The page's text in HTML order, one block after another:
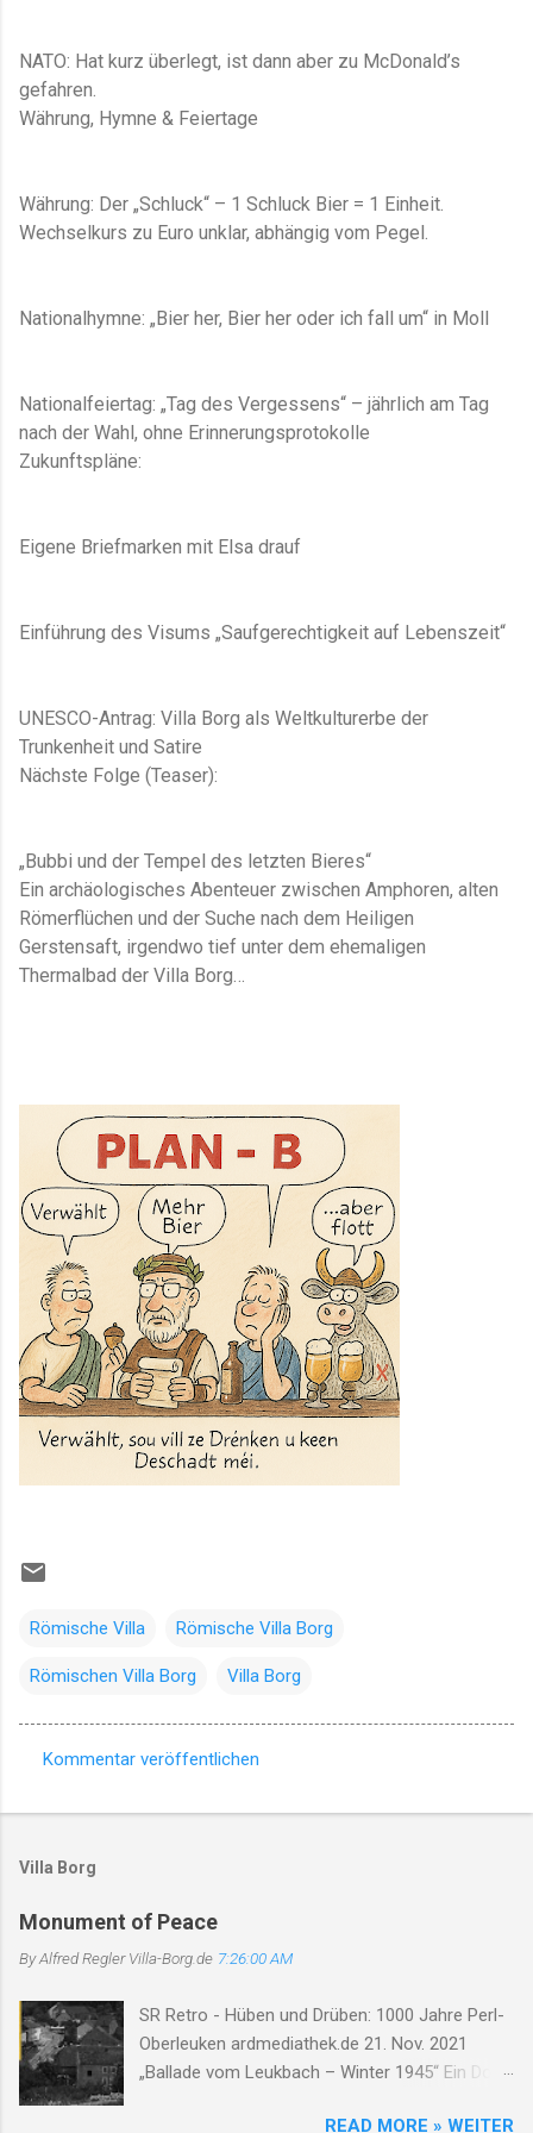
NATO: Hat kurz überlegt, ist dann aber zu McDonald’s
gefahren.
Währung, Hymne & Feiertage
Währung: Der „Schluck“ – 1 Schluck Bier = 1 Einheit.
Wechselkurs zu Euro unklar, abhängig vom Pegel.
Nationalhymne: „Bier her, Bier her oder ich fall um“ in Moll
Nationalfeiertag: „Tag des Vergessens“ – jährlich am Tag
nach der Wahl, ohne Erinnerungsprotokolle
Zukunftspläne:
Eigene Briefmarken mit Elsa drauf
Einführung des Visums „Saufgerechtigkeit auf Lebenszeit“
UNESCO-Antrag: Villa Borg als Weltkulturerbe der
Trunkenheit und Satire
Nächste Folge (Teaser):
„Bubbi und der Tempel des letzten Bieres“
Ein archäologisches Abenteuer zwischen Amphoren, alten
Römerflüchen und der Suche nach dem Heiligen
Gerstensaft, irgendwo tief unter dem ehemaligen
Thermalbad der Villa Borg…
Römische Villa Römische Villa Borg
Römischen Villa Borg Villa Borg
o
e
n
a
r
e
Kommentar veröffentlichen
Villa Borg
Monument of Peace
By Alfred ReglerVilla-Borg.de 7:26:00 AM
SR Retro - Hüben und Drüben: 1000 Jahre Perl-
Oberleuken ardmediathek.de 21. Nov. 2021
„Ballade vom Leukbach – Winter 1945“ Ein Dorf,
READ MORE » WEITER